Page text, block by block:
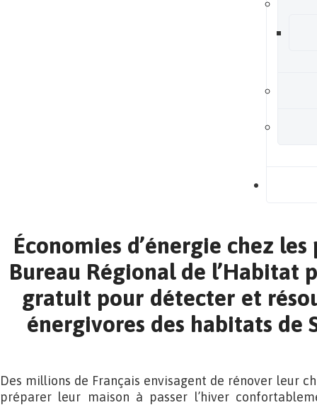
Économies d’énergie chez
Bureau Régional de l’Habitat
gratuit pour détecter et
énergivores des habitats de
Des millions de Français envisagent de rénover leur
préparer leur maison à passer l’hiver